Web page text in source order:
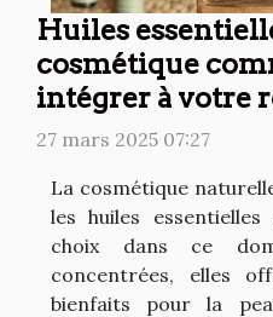
Huiles
cosmétique
intégrer à votre
27 mars 2025 07:27
La cosmétique
les huiles
choix dans ce
concentrées, elles
bienfaits pour la